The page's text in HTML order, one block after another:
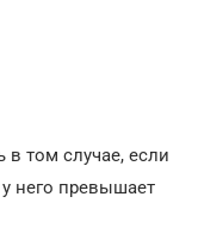
в том случае, если
него превышает